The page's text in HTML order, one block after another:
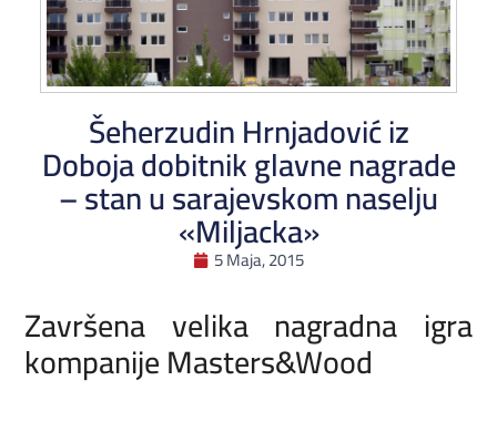
Šeherzudin Hrnjadović iz
Doboja dobitnik glavne nagrade
– stan u sarajevskom naselju
«Miljacka»
5 Maja, 2015
Završena velika nagradna igra
kompanije Masters&Wood